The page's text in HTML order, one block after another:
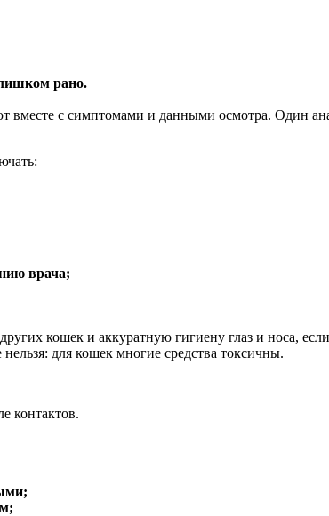
рано.
с симптомами и данными осмотра. Один
врача;
кошек и аккуратную гигиену глаз и носа,
для кошек многие средства токсичны.
контактов.